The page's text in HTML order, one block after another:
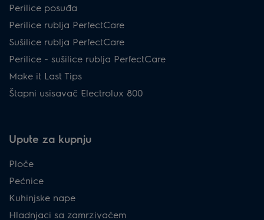
Perilice posuđa
Perilice rublja PerfectCare
Sušilice rublja PerfectCare
Perilice - sušilice rublja PerfectCare
Make it Last Tips
Štapni usisavač Electrolux 800
Upute za kupnju
Ploče
Pećnice
Kuhinjske nape
Hladnjaci sa zamrzivačem